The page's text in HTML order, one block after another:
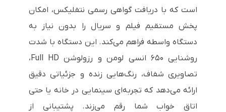
است که با دریافت گواهی رسمی نتفلیکس، امکان
پخش مستقیم فیلم و سریال را بدون نیاز به
دستگاه واسطه فراهم می‌کند. این دستگاه با شدت
روشنایی ۶۵۰ انسی لومن و رزولوشن Full HD،
تصاویری شفاف، رنگ‌هایی زنده و جزئیاتی دقیق
ارائه می‌دهد که تجربه‌ای سینمایی در خانه یا حتی
اتاق خواب شما رقم می‌زند. پشتیبانی از